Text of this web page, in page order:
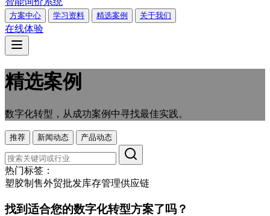
方案中心 学习资料 精选案例 关于我们
在线体验
精选案例
数字化转型，从成功案例中寻找最佳实践。
推荐 新闻动态 产品动态
热门标签：
塑胶制售外贸批发库存管理供应链
找到适合您的数字化转型方案了吗？